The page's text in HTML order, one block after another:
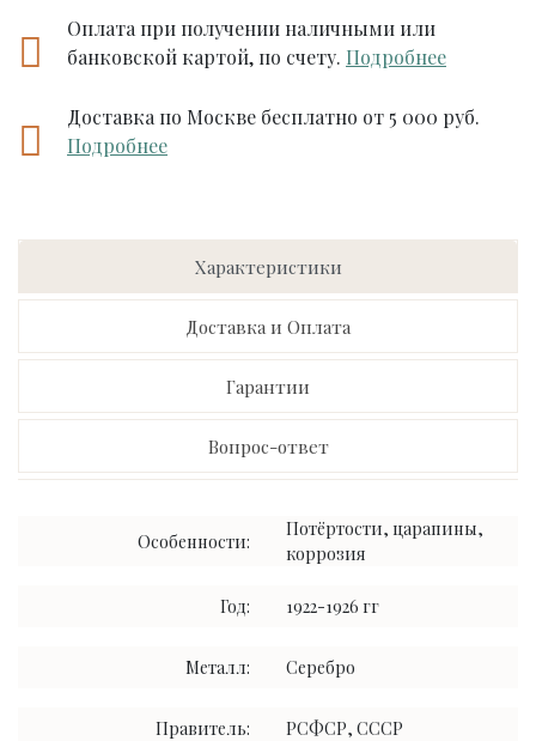
Оплата при получении наличными или
банковской картой, по счету. Подробнее
Доставка по Москве бесплатно от 5 000 руб.
Подробнее
Характеристики
Доставка и Оплата
Гарантии
Вопрос-ответ
Особенности:
Потёртости, царапины,
коррозия
Год: 1922-1926 гг
Металл: Серебро
Правитель: РСФСР, СССР